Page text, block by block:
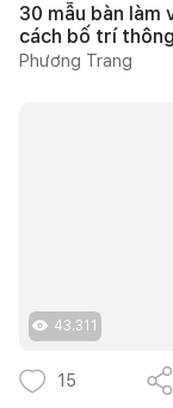
30 mẫu bàn làm
cách bố trí
Phương Trang
43.311
15